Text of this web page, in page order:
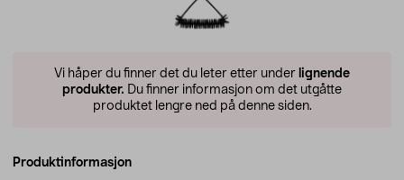
Vi håper du finner det du leter etter under lignende
produkter. Du finner informasjon om det utgåtte
produktet lengre ned på denne siden.
Produktinformasjon